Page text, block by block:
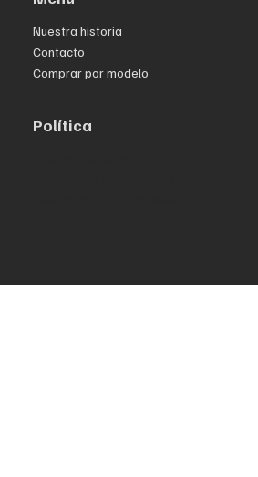
Nuestra historia
Contacto
Comprar por modelo
Política